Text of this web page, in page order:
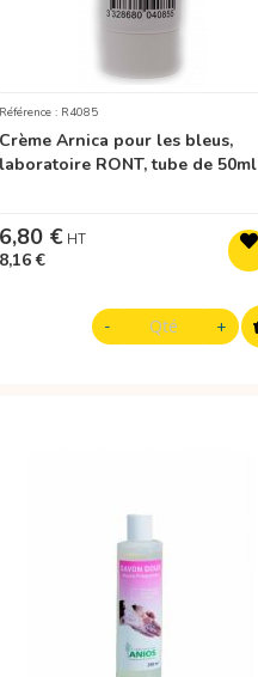
Référence : R4085
Crème Arnica pour les bleus,
laboratoire RONT, tube de 50ml
6,80 €
8,16 €